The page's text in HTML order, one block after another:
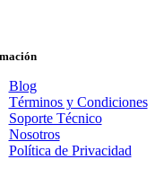
Blog
Términos y Condiciones
Soporte Técnico
Nosotros
Política de Privacidad